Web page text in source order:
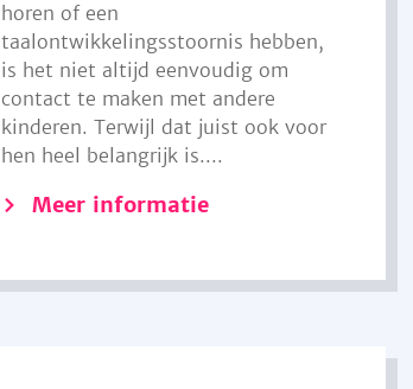
horen of een
taalontwikkelingsstoornis hebben,
is het niet altijd eenvoudig om
contact te maken met andere
kinderen. Terwijl dat juist ook voor
hen heel belangrijk is....
Meer informatie